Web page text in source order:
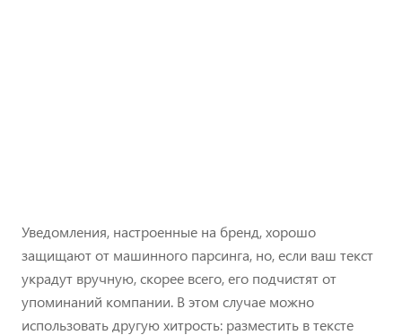
Уведомления, настроенные на бренд, хорошо
защищают от машинного парсинга, но, если ваш текст
украдут вручную, скорее всего, его подчистят от
упоминаний компании. В этом случае можно
использовать другую хитрость: разместить в тексте